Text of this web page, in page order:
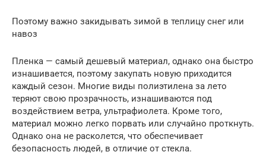
Поэтому важно закидывать зимой в теплицу снег или
навоз
Пленка — самый дешевый материал, однако она быстро
изнашивается, поэтому закупать новую приходится
каждый сезон. Многие виды полиэтилена за лето
теряют свою прозрачность, изнашиваются под
воздействием ветра, ультрафиолета. Кроме того,
материал можно легко порвать или случайно проткнуть.
Однако она не расколется, что обеспечивает
безопасность людей, в отличие от стекла.